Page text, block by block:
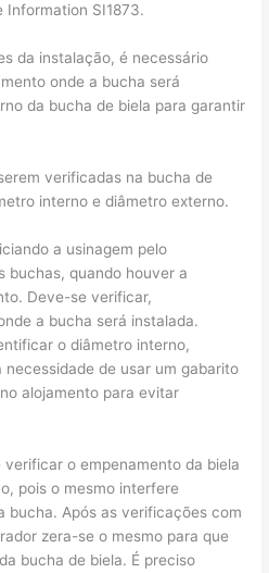
Information SI1873.
da instalação, é necessário
onde a bucha será
da bucha de biela para garantir
verificadas na bucha de
interno e diâmetro externo.
a usinagem pelo
buchas, quando houver a
Deve-se verificar,
a bucha será instalada.
o diâmetro interno,
de usar um gabarito
alojamento para evitar
o empenamento da biela
pois o mesmo interfere
bucha. Após as verificações com
zera-se o mesmo para que
bucha de biela. É preciso